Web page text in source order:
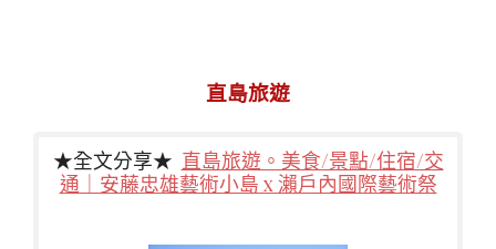
直島旅遊
★全文分享★ 直島旅遊。美食/景點/住宿/交
通｜安藤忠雄藝術小島 x 瀨戶內國際藝術祭